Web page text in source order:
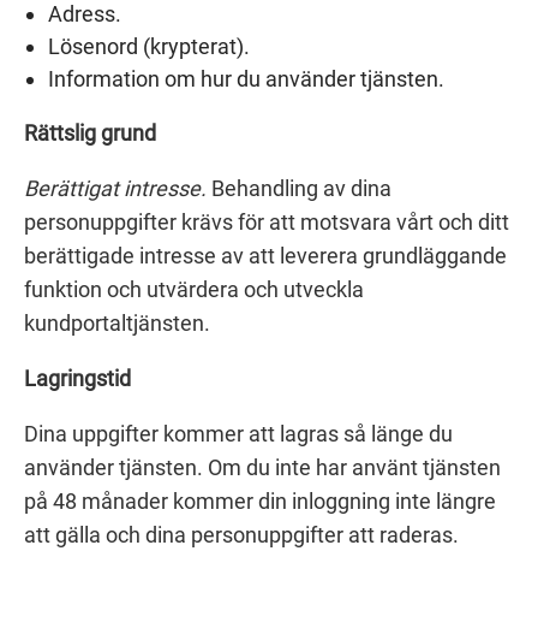
Adress.
Lösenord (krypterat).
Information om hur du använder tjänsten.
Rättslig grund
Berättigat intresse. Behandling av dina
personuppgifter krävs för att motsvara vårt och ditt
berättigade intresse av att leverera grundläggande
funktion och utvärdera och utveckla
kundportaltjänsten.
Lagringstid
Dina uppgifter kommer att lagras så länge du
använder tjänsten. Om du inte har använt tjänsten
på 48 månader kommer din inloggning inte längre
att gälla och dina personuppgifter att raderas.